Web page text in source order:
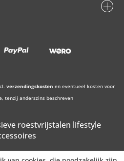
verzendingskosten en eventueel kosten voor
tenzij anderszins beschreven
roestvrijstalen lifestyle